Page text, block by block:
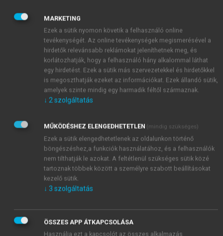
jut a szabadba. Több növényen, pl. a szukkulenseknél
az epidermiszt viaszréteg is borítja: az ezekből
elpárologtatott vízmennyiség 98–99%-a a sztómákon
keresztül távozik. Higrofitonok és árnyékkedvelők
esetében összefüggő kutinréteg rendszerint nem
alakul ki, ezért a nem sztómákon távozó
vízmennyiség jelentős, elérheti a leadott víz
egyharmadát is.
MARKETING
Ezek a sütik nyomon követik a felhasználó online
tevékenységét. Az online tevékenységek megismerésével a
hirdetők relevánsabb reklámokat jeleníthetnek meg, és
korlátozhatják, hogy a felhasználó hány alkalommal láthat
egy hirdetést. Ezek a sütik más szervezetekkel és hirdetőkkel
is megoszthatják ezeket az információkat. Ezek állandó sütik,
amelyek szinte mindig egy harmadik féltől származnak.
↓ 2 szolgáltatás
MŰKÖDÉSHEZ ELENGEDHETETLEN (mindig szükséges)
Ezek a sütik elengedhetetlenek az oldalunkon történő
böngészéshez,a funkciók használatához, és a felhasználók
nem tilthatják le azokat. A feltétlenül szükséges sütik közé
tartoznak többek között a személyre szabott beállításokat
kezelő sütik.
↓ 3 szolgáltatás
ÖSSZES APP ÁTKAPCSOLÁSA
Használja ezt a kapcsolót az összes alkalmazás